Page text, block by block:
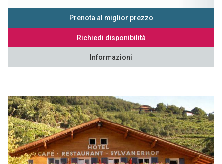
Prenota al miglior prezzo
Richiedi disponibilità
Informazioni